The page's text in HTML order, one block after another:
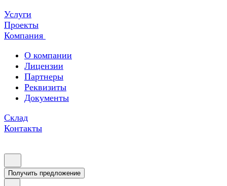
Услуги
Проекты
Компания
О компании
Лицензии
Партнеры
Реквизиты
Документы
Склад
Контакты
Получить предложение